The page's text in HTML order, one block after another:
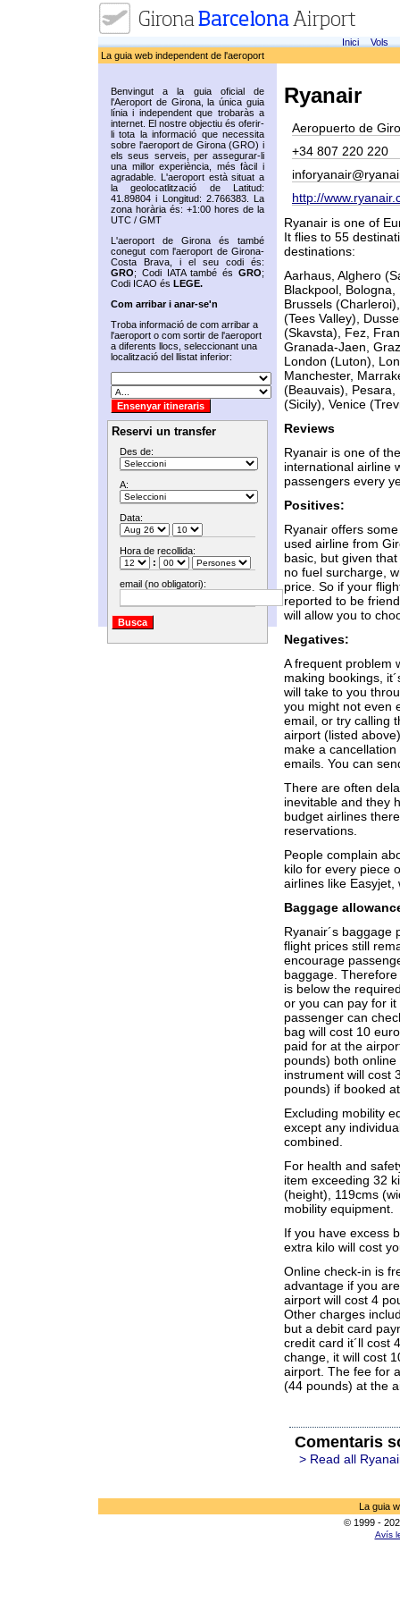
Inici
Vols
La guia web independent de l'aeroport
Benvingut a la guia oficial de
l'Aeroport de Girona, la única guia
línia i independent que trobaràs a
internet. El nostre objectiu és oferir-
li tota la informació que necessita
sobre l'aeroport de Girona (GRO) i
els seus serveis, per assegurar-li
una millor experiència, més fàcil i
agradable. L'aeroport està situat a
la geolocatlització de Latitud:
41.89804 i Longitud: 2.766383. La
zona horària és: +1:00 hores de la
UTC / GMT
L'aeroport de Girona és també
conegut com l'aeroport de Girona-
Costa Brava, i el seu codi és:
GRO; Codi IATA també és GRO;
Codi ICAO és LEGE.
Com arribar i anar-se'n
Troba informació de com arribar a
l'aeroport o com sortir de l'aeroport
a diferents llocs, seleccionant una
localització del llistat inferior:
Reservi un transfer
Des de:
A:
Data:
Hora de recollida:
:
email (no obligatori):
Ryanair
Aeropuerto de
+34 807 220 220
http://
Ryanair is one of
It flies to 55
destinations:
Aarhaus, Alghero
Blackpool,
Brussels
(Tees Valley),
(Skavsta), Fez,
Granada-Jaen,
London (Luton),
Manchester,
(Beauvais),
(Sicily), Venice
Reviews
Ryanair is one of
international airline
passengers every
Positives:
Ryanair offers
used airline from
basic, but given
no fuel surcharge,
price. So if your
reported to be
will allow you to
Negatives:
A frequent problem
making bookings,
will take to you
you might not even
email, or try calling
airport (listed
make a
emails. You can
There are often
inevitable and they
budget airlines
reservations.
People complain
kilo for every piece
airlines like
Baggage
Ryanair´s baggage
flight prices still
encourage
baggage.
is below the
or you can pay for
passenger can
bag will cost 10
paid for at the
pounds) both
instrument will cost
pounds) if booked
Excluding mobility
except any
combined.
For health and
item exceeding 32
(height), 119cms
mobility equipment.
If you have excess
extra kilo will cost
Online check-in is
advantage if you
airport will cost 4
Other charges
but a debit card
credit card it´ll cost
change, it will cost
airport. The fee for
(44 pounds) at the
Comentaris
> Read all
La guia
© 1999 -
Avís